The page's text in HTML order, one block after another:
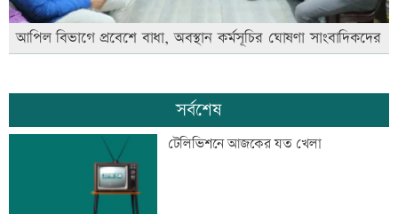
আপিল বিভাগে প্রবেশে বাধা, অবস্থান কর্মসূচির ঘোষণা সাংবাদিকদের
সর্বশেষ
টেলিভিশনে আজকের যত খেলা